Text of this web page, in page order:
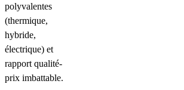
polyvalentes
(thermique,
hybride,
électrique) et
rapport qualité-
prix imbattable.